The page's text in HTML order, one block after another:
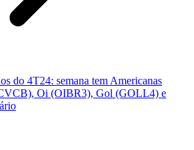
do 4T24: semana tem Americanas
Oi (OIBR3), Gol (GOLL4) e